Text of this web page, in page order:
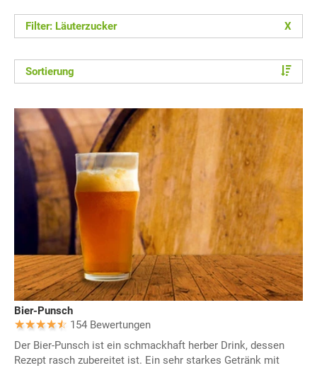
Filter: Läuterzucker X
Sortierung
Bier-Punsch
154 Bewertungen
Der Bier-Punsch ist ein schmackhaft herber Drink, dessen
Rezept rasch zubereitet ist. Ein sehr starkes Getränk mit